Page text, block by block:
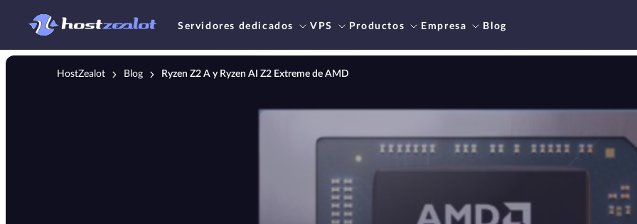
Servidores dedicados VPS Productos Empresa Blog
HostZealot Blog Ryzen Z2 A y Ryzen AI Z2 Extreme de AMD